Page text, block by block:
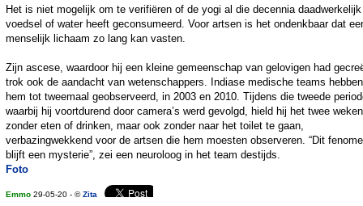
Het is niet mogelijk om te verifiëren of de yogi al die decennia daadwerkelijk
voedsel of water heeft geconsumeerd. Voor artsen is het ondenkbaar dat
menselijk lichaam zo lang kan vasten.
Zijn ascese, waardoor hij een kleine gemeenschap van gelovigen had
trok ook de aandacht van wetenschappers. Indiase medische teams hebben
hem tot tweemaal geobserveerd, in 2003 en 2010. Tijdens die tweede
waarbij hij voortdurend door camera’s werd gevolgd, hield hij het twee
zonder eten of drinken, maar ook zonder naar het toilet te gaan,
verbazingwekkend voor de artsen die hem moesten observeren. “Dit
blijft een mysterie”, zei een neuroloog in het team destijds.
Foto
Emmo 29-05-20 - ©Zita